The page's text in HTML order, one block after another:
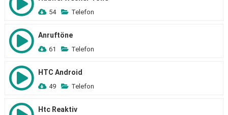
54 Telefon
Anruftöne
61 Telefon
HTC Android
49 Telefon
Htc Reaktiv